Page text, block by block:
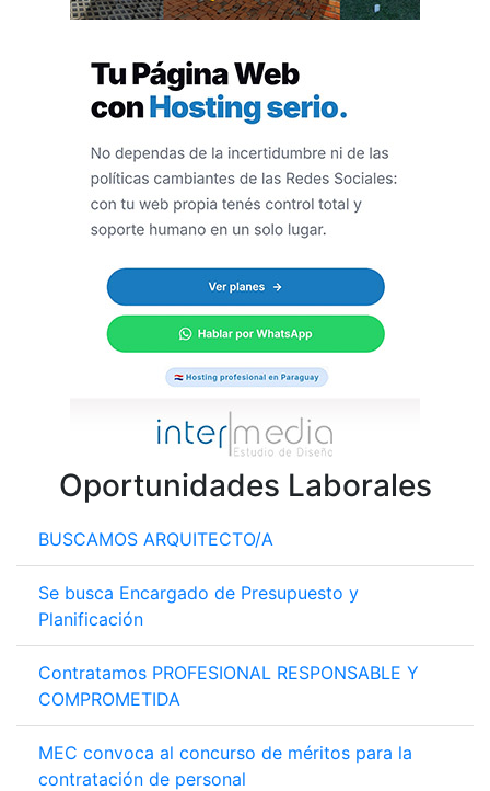
Oportunidades Laborales
BUSCAMOS ARQUITECTO/A
Se busca Encargado de Presupuesto y
Planificación
Contratamos PROFESIONAL RESPONSABLE Y
COMPROMETIDA
MEC convoca al concurso de méritos para la
contratación de personal